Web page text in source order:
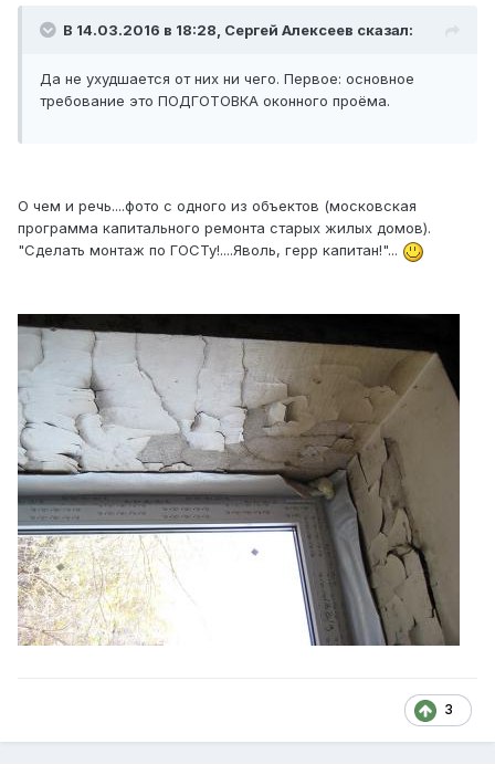
В 14.03.2016 в 18:28, Сергей Алексеев сказал:
Да не ухудшается от них ни чего. Первое: основное
требование это ПОДГОТОВКА оконного проёма.
О чем и речь....фото с одного из объектов (московская
программа капитального ремонта старых жилых домов).
"Сделать монтаж по ГОСТу!....Яволь, герр капитан!"...
3